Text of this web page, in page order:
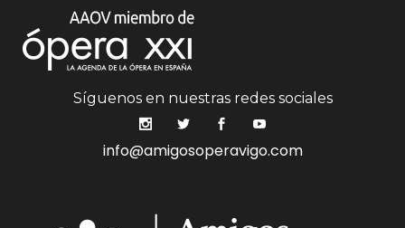
Síguenos en nuestras redes sociales
info@amigosoperavigo.com